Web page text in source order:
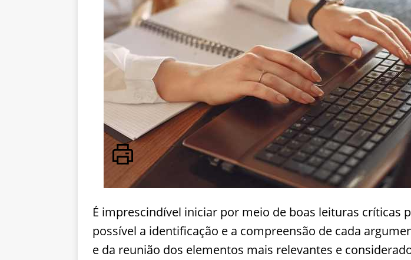
É imprescindível iniciar por meio de boas leituras críticas
possível a identificação e a compreensão de cada
e da reunião dos elementos mais relevantes e